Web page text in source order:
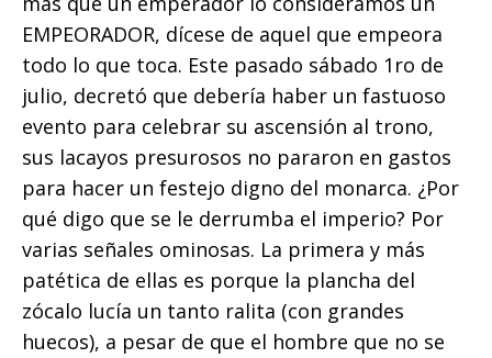
EMPEORADOR, dícese de aquel que empeora
todo lo que toca. Este pasado sábado 1ro de
julio, decretó que debería haber un fastuoso
evento para celebrar su ascensión al trono,
sus lacayos presurosos no pararon en gastos
para hacer un festejo digno del monarca. ¿Por
qué digo que se le derrumba el imperio? Por
varias señales ominosas. La primera y más
patética de ellas es porque la plancha del
zócalo lucía un tanto ralita (con grandes
huecos), a pesar de que el hombre que no se